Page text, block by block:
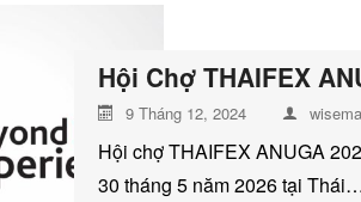
Hội Chợ THAIFEX
9 Tháng 12, 2024
Hội chợ THAIFEX ANUGA
30 tháng 5 năm 2026 tại